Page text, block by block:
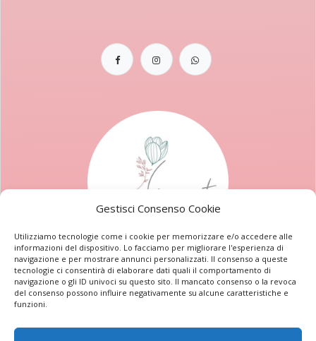
Gestisci Consenso Cookie
Utilizziamo tecnologie come i cookie per memorizzare e/o accedere alle
informazioni del dispositivo. Lo facciamo per migliorare l'esperienza di
navigazione e per mostrare annunci personalizzati. Il consenso a queste
tecnologie ci consentirà di elaborare dati quali il comportamento di
navigazione o gli ID univoci su questo sito. Il mancato consenso o la revoca
del consenso possono influire negativamente su alcune caratteristiche e
funzioni.
Privacy Policy Cookie Policy
Termini e condizioni
© 2026. Come D'Incanto centro estetico di Ludovica